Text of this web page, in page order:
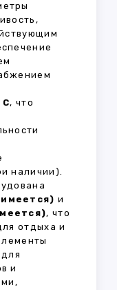
C, что
наличии).
и
, что
отдыха и
и